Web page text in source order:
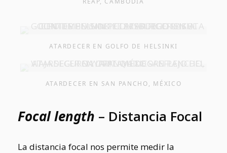
ATARDECER EN GOLFO DE HELSINKI
ATARDECER EN SAN PANCHO, MÉXICO
Focal length – Distancia Focal
La distancia focal nos permite medir la